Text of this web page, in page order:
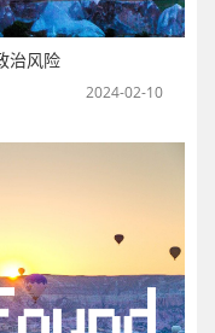
治风险
2024-02-10